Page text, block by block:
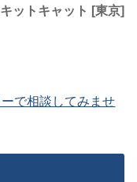
キットキャット [東京]